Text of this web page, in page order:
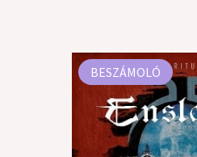
BESZÁMOLÓ